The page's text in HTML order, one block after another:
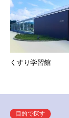
くすり学習館
目的で探す